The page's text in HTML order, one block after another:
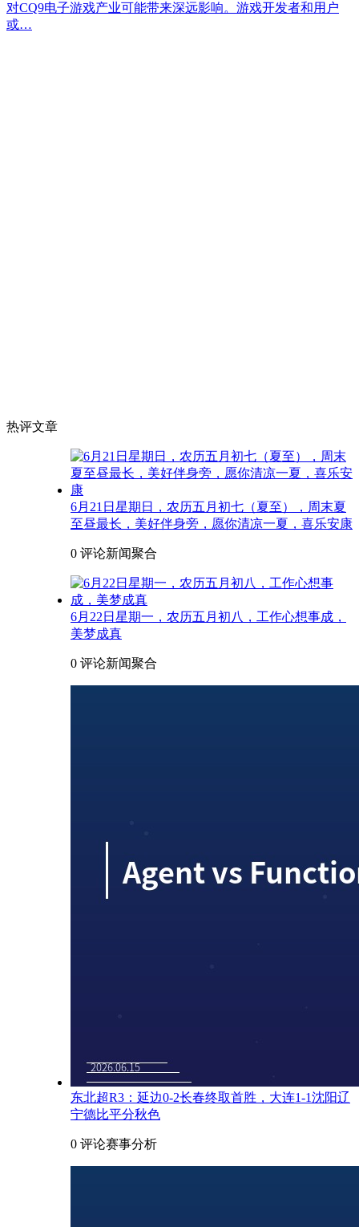
对CQ9电子游戏产业可能带来深远影响。游戏开发者和用户
或…
热评文章
6月21日星期日，农历五月初七（夏至），周末夏
至昼最长，美好伴身旁，愿你清凉一夏，喜乐安康
0 评论新闻聚合
6月22日星期一，农历五月初八，工作心想事成，
美梦成真
0 评论新闻聚合
东北超R3：延边0-2长春终取首胜，大连1-1沈阳辽
宁德比平分秋色
0 评论赛事分析